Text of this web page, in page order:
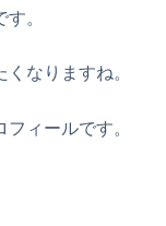
。
なりますね。
ィールです。